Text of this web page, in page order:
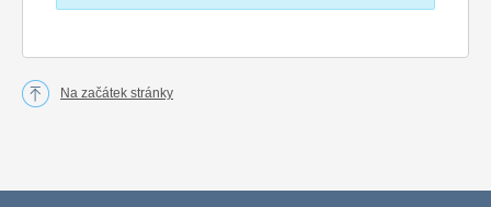
Na začátek stránky